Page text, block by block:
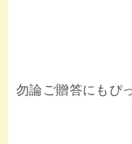
勿論ご贈答にもぴ